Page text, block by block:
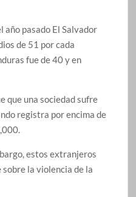
año pasado El Salvador
de 51 por cada
fue de 40 y en
que una sociedad sufre
registra por encima de
estos extranjeros
la violencia de la